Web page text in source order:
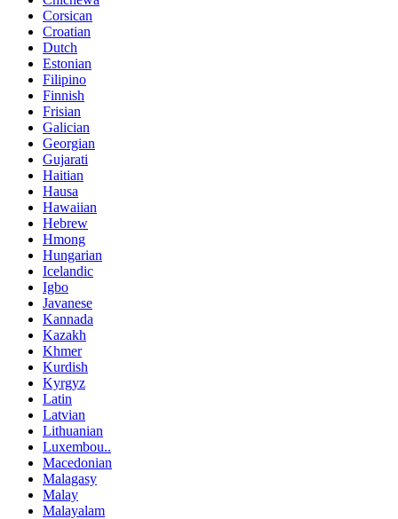
Corsican
Croatian
Dutch
Estonian
Filipino
Finnish
Frisian
Galician
Georgian
Gujarati
Haitian
Hausa
Hawaiian
Hebrew
Hmong
Hungarian
Icelandic
Igbo
Javanese
Kannada
Kazakh
Khmer
Kurdish
Kyrgyz
Latin
Latvian
Lithuanian
Luxembou..
Macedonian
Malagasy
Malay
Malayalam